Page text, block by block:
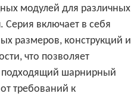
модулей для различных
Серия включает в себя
размеров, конструкций и
что позволяет
подходящий шарнирный
требований к